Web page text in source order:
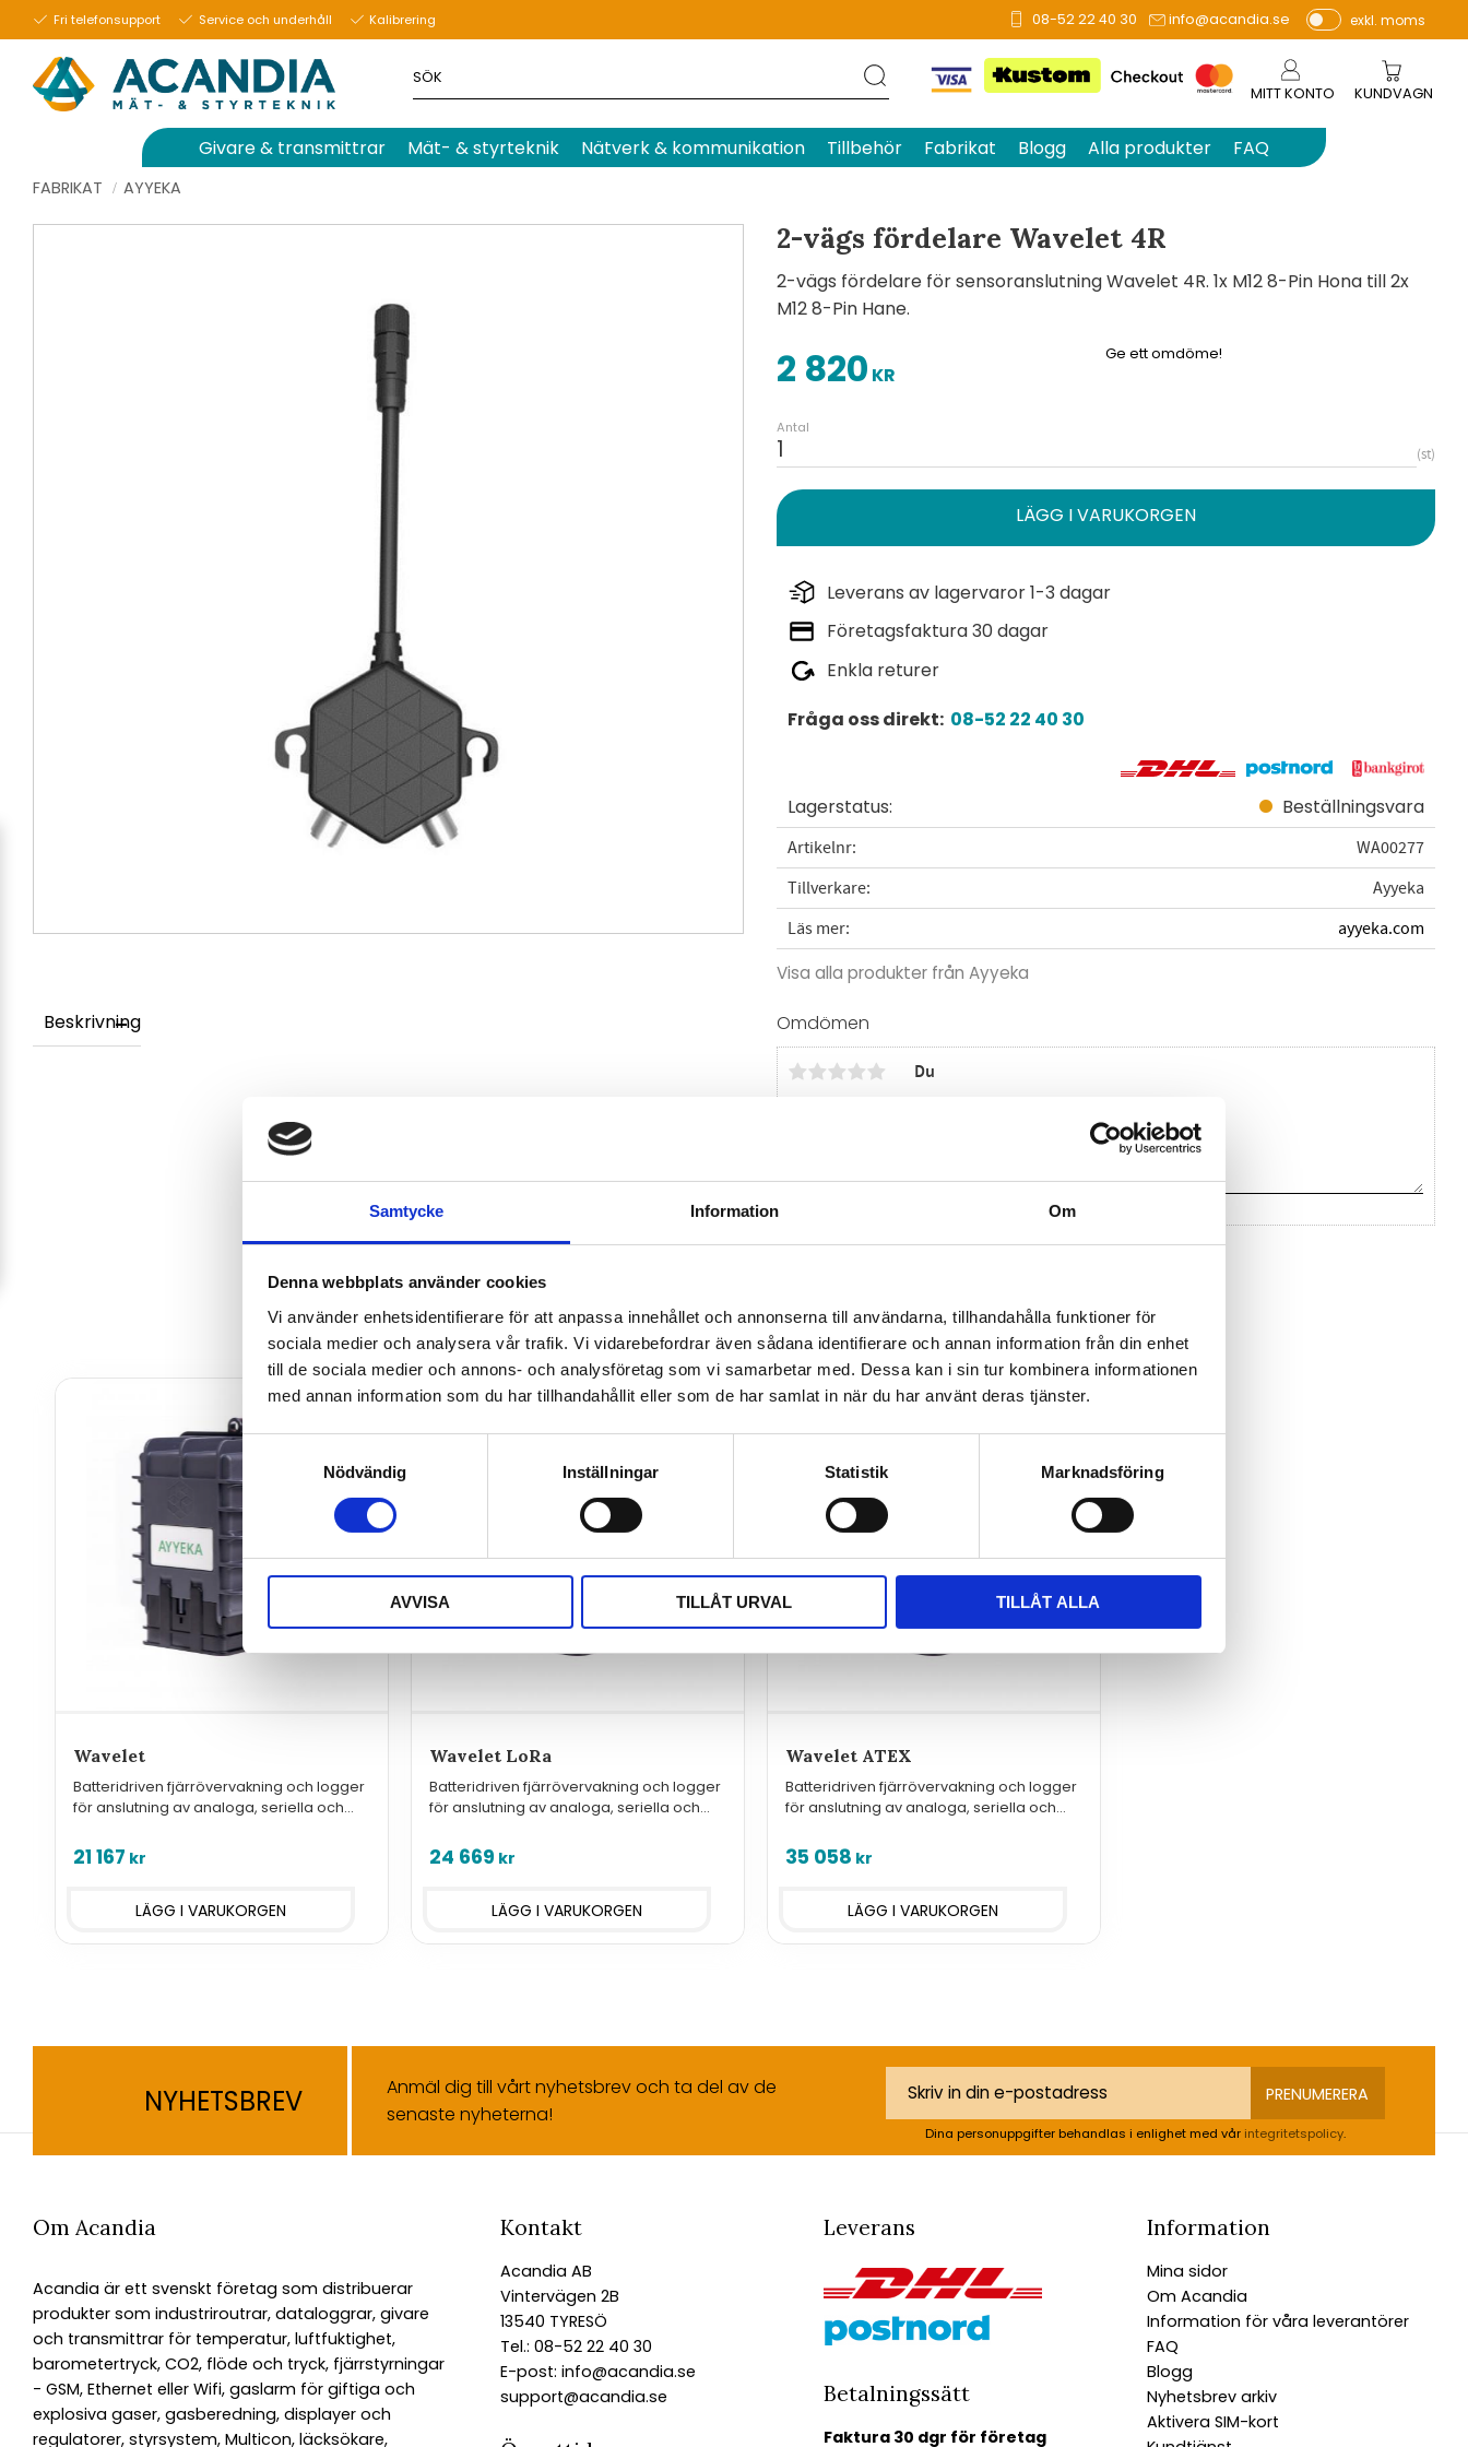
Samtycke Information Om
Denna webbplats använder cookies
Vi använder enhetsidentifierare för att anpassa innehållet och annonserna till användarna, tillhandahålla funktioner för
sociala medier och analysera vår trafik. Vi vidarebefordrar även sådana identifierare och annan information från din enhet
till de sociala medier och annons- och analysföretag som vi samarbetar med. Dessa kan i sin tur kombinera informationen
med annan information som du har tillhandahållit eller som de har samlat in när du har använt deras tjänster.
Samtyckesval
Nödvändig
Inställningar Statistik Marknadsföring
AVVISA TILLÅT URVAL TILLÅT ALLA
Fri telefonsupport Service och underhåll Kalibrering 08-52 22 40 30 info@acandia.se
P
e
r
vi
exkl. moms
MITT KONTO KUNDVAGN
Givare & transmittrar Mät- & styrteknik Nätverk & kommunikation Tillbehör Fabrikat Blogg Alla produkter FAQ
FABRIKAT AYYEKA
2-vägs fördelare Wavelet 4R
2-vägs fördelare för sensoranslutning Wavelet 4R. 1x M12 8-Pin Hona till 2x
M12 8-Pin Hane.
2 820 KR
Antal
st
Leverans av lagervaror 1-3 dagar
Företagsfaktura 30 dagar
Enkla returer
Fråga oss direkt: 08-52 22 40 30
Lagerstatus Beställningsvara
Artikelnr
WA00277
Tillverkare
Ayyeka
Läs mer
ayyeka.com
Visa alla produkter från Ayyeka
Ge ett omdöme!
Beskrivning Omdömen
Baserat på 0 betyg.
Du
Wavelet
Batteridriven fjärrövervakning och logger
för anslutning av analoga, seriella och
21 167 kr
Wavelet LoRa
Batteridriven fjärrövervakning och logger
för anslutning av analoga, seriella och
LoRaWAN
24 669 kr
Wavelet ATEX
Batteridriven fjärrövervakning och logger
för anslutning av analoga, seriella och
ATEX Zone 0
35 058 kr
NYHETSBREV
Anmäl dig till vårt nyhetsbrev och ta del av de
senaste nyheterna!
PRENUMERERA
Dina personuppgifter behandlas i enlighet med vår integritetspolicy.
Om Acandia
Acandia är ett svenskt företag som distribuerar
produkter som industriroutrar, dataloggrar, givare
och transmittrar för temperatur, luftfuktighet,
barometertryck, CO2, flöde och tryck, fjärrstyrningar
- GSM, Ethernet eller Wifi, gaslarm för giftiga och
explosiva gaser, gasberedning, displayer och
regulatorer, styrsystem, Multicon, läcksökare,
Kontakt
Acandia AB
Vintervägen 2B
13540 TYRESÖ
Tel.: 08-52 22 40 30
E-post: info@acandia.se
support@acandia.se
Leverans
Betalningssätt
Faktura 30 dgr för företag
Information
Mina sidor
Om Acandia
Information för våra leverantörer
FAQ
Blogg
Nyhetsbrev arkiv
Aktivera SIM-kort